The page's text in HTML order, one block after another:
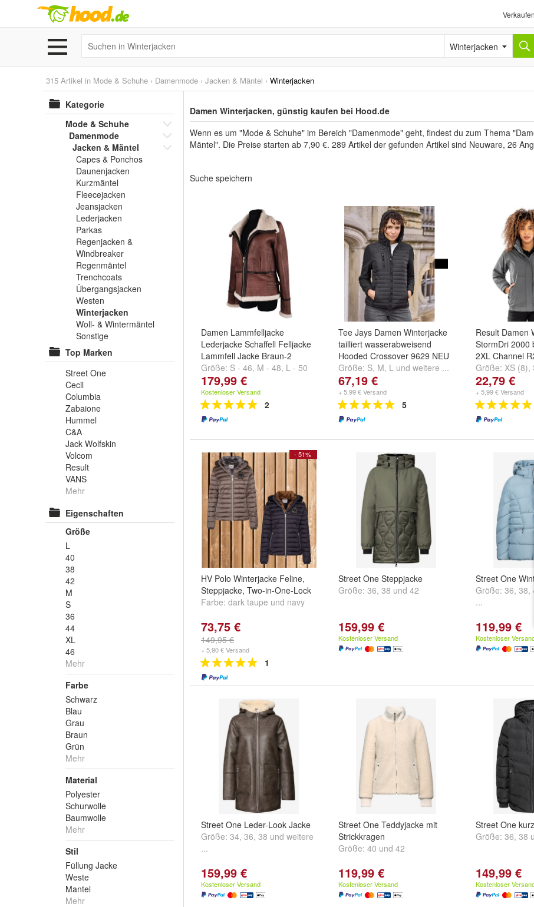
Verkaufen
Winterjacken
315 Artikel in Mode & Schuhe › Damenmode › Jacken & Mäntel › Winterjacken
Kategorie
Mode & Schuhe
Damenmode
Jacken & Mäntel
Capes & Ponchos
Daunenjacken
Kurzmäntel
Fleecejacken
Jeansjacken
Lederjacken
Parkas
Regenjacken &
Windbreaker
Regenmäntel
Trenchcoats
Übergangsjacken
Westen
Winterjacken
Woll- & Wintermäntel
Sonstige
Top Marken
Street One
Cecil
Columbia
Zabaione
Hummel
C&A
Jack Wolfskin
Volcom
Result
VANS
Mehr
Eigenschaften
Größe
L
40
38
42
M
S
36
44
XL
46
Mehr
Farbe
Schwarz
Blau
Grau
Braun
Grün
Mehr
Material
Polyester
Schurwolle
Baumwolle
Mehr
Stil
Füllung Jacke
Weste
Mantel
Mehr
Damen Winterjacken, günstig kaufen bei Hood.de
Wenn es um "Mode & Schuhe" im Bereich "Damenmode" geht, findest du zum Thema
Mäntel". Die Preise starten ab 7,90 €. 289 Artikel der gefunden Artikel sind Neuware, 26
Suche speichern
Damen Lammfelljacke
Lederjacke Schaffell Felljacke
Lammfell Jacke Braun-2
Größe: S - 46, M - 48, L - 50
undweitere ...
179,99 €
Kostenloser Versand
2
Tee Jays Damen Winterjacke
tailliert wasserabweisend
Hooded Crossover 9629 NEU
Größe: S, M, L und weitere ...
67,19 €
+ 5,99 € Versand
5
Result Damen
StormDri 2000
2XL Channel
Größe: XS (8),
und weitere ...
22,79 €
+ 5,99 € Versand
- 51%
HV Polo Winterjacke Feline,
Steppjacke, Two-in-One-Lock
Farbe: dark taupe und navy
73,75 €
149,95 €
+ 5,90 € Versand
1
Street One Steppjacke
Größe: 36, 38 und 42
159,99 €
Kostenloser Versand
Street One
Größe: 36, 38,
...
119,99 €
Kostenloser
Street One Leder-Look Jacke
Größe: 34, 36, 38 und weitere
...
159,99 €
Kostenloser Versand
Street One Teddyjacke mit
Strickkragen
Größe: 40 und 42
119,99 €
Kostenloser Versand
Street One
Größe: 36, 38
149,99 €
Kostenloser